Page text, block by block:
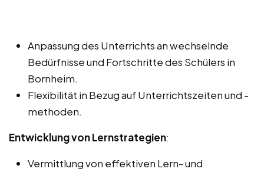
Anpassung des Unterrichts an wechselnde
Bedürfnisse und Fortschritte des Schülers in
Bornheim.
Flexibilität in Bezug auf Unterrichtszeiten und -
methoden.
Entwicklung von Lernstrategien:
Vermittlung von effektiven Lern- und